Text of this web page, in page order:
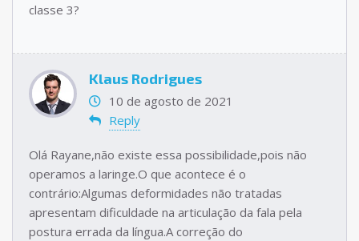
classe 3?
Klaus Rodrigues
10 de agosto de 2021
Reply
Olá Rayane,não existe essa possibilidade,pois não
operamos a laringe.O que acontece é o
contrário:Algumas deformidades não tratadas
apresentam dificuldade na articulação da fala pela
postura errada da língua.A correção do